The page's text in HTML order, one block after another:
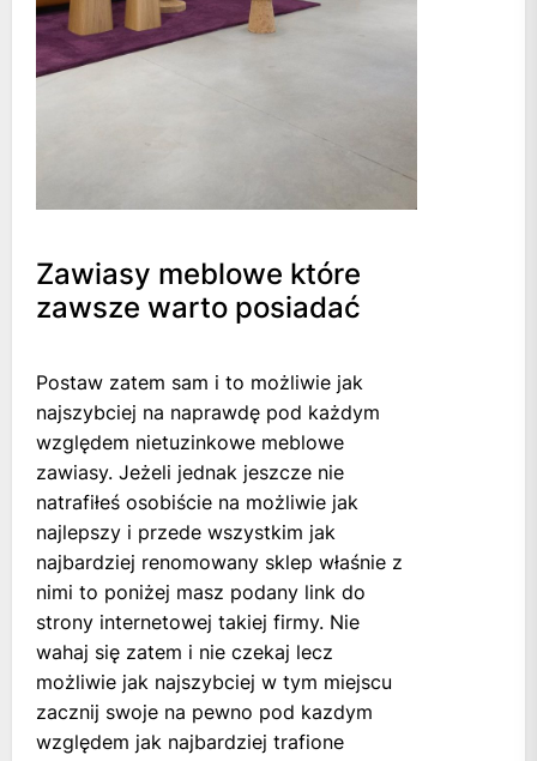
Zawiasy meblowe które
zawsze warto posiadać
Postaw zatem sam i to możliwie jak
najszybciej na naprawdę pod każdym
względem nietuzinkowe meblowe
zawiasy. Jeżeli jednak jeszcze nie
natrafiłeś osobiście na możliwie jak
najlepszy i przede wszystkim jak
najbardziej renomowany sklep właśnie z
nimi to poniżej masz podany link do
strony internetowej takiej firmy. Nie
wahaj się zatem i nie czekaj lecz
możliwie jak najszybciej w tym miejscu
zacznij swoje na pewno pod kazdym
względem jak najbardziej trafione